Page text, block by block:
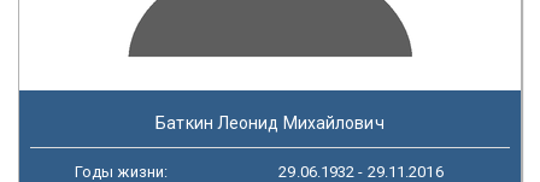
Баткин Леонид Михайлович
Годы жизни: 29.06.1932 - 29.11.2016